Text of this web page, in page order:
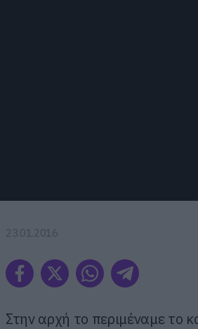
23.01.2016
Στην αρχή το περιμέναμε το